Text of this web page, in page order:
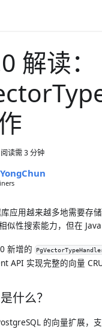
解读：
阅读需 3 分钟
应用越来越多地需要存
似性搜索能力，但在
新增的
API 实现完整的向量
什么？
的向量扩展，支